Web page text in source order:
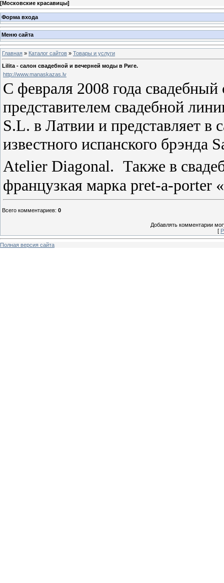
[Московские красавицы]
Форма входа
Меню сайта
Главная » Каталог сайтов » Товары и услуги
Lilita - салон свадебной и вечерней моды в Риге.
http://www.manaskazas.lv
С февраля 2008 года
представителем свадебной
S.L. в Латвии и представляет в
известного испанского
Atelier Diagonal. Также в
французкая марка pret-a-porter
Всего комментариев: 0
Добавлять комментарии
[
Полная версия сайта